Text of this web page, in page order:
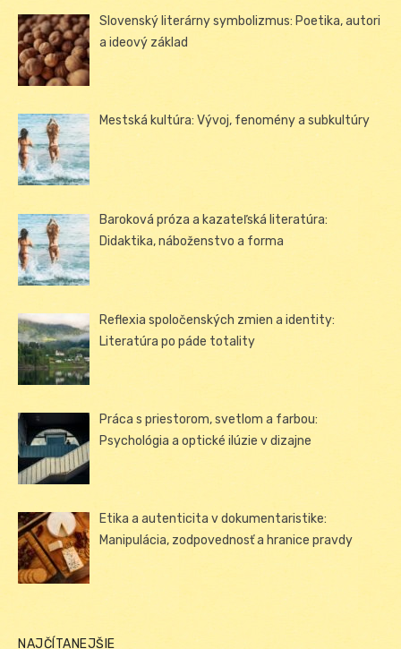
Slovenský literárny symbolizmus: Poetika, autori
a ideový základ
Mestská kultúra: Vývoj, fenomény a subkultúry
Baroková próza a kazateľská literatúra:
Didaktika, náboženstvo a forma
Reflexia spoločenských zmien a identity:
Literatúra po páde totality
Práca s priestorom, svetlom a farbou:
Psychológia a optické ilúzie v dizajne
Etika a autenticita v dokumentaristike:
Manipulácia, zodpovednosť a hranice pravdy
NAJČÍTANEJŠIE